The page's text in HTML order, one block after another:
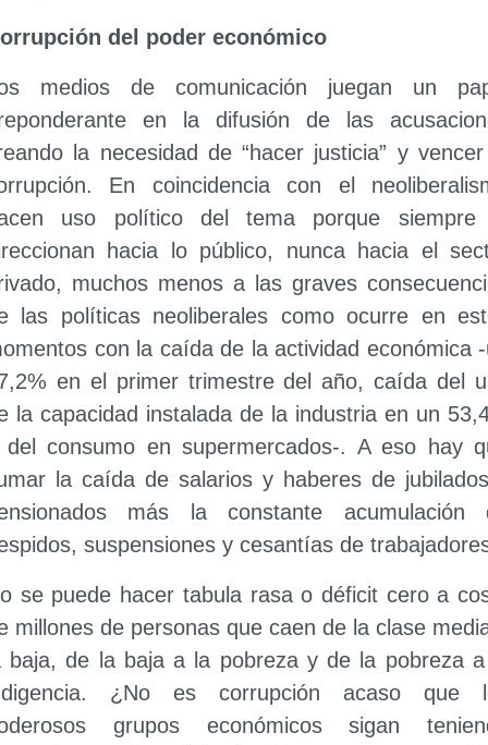
del poder económico
medios de comunicación juegan un
en la difusión de las
la necesidad de “hacer justicia” y
En coincidencia con el
uso político del tema porque siempre
hacia lo público, nunca hacia el
muchos menos a las graves
las políticas neoliberales como ocurre en
con la caída de la actividad económica
en el primer trimestre del año, caída del
la capacidad instalada de la industria en un
consumo en supermercados-. A eso hay
la caída de salarios y haberes de
más la constante acumulación
suspensiones y cesantías de
se puede hacer tabula rasa o déficit cero a
millones de personas que caen de la clase
baja, de la baja a la pobreza y de la pobreza
¿No es corrupción acaso que
grupos económicos sigan